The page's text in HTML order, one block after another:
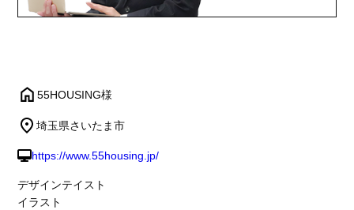
55HOUSING様
埼玉県さいたま市
https://www.55housing.jp/
デザインテイスト
イラスト